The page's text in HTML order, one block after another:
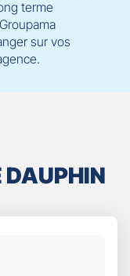
terme
sur vos
DAUPHIN